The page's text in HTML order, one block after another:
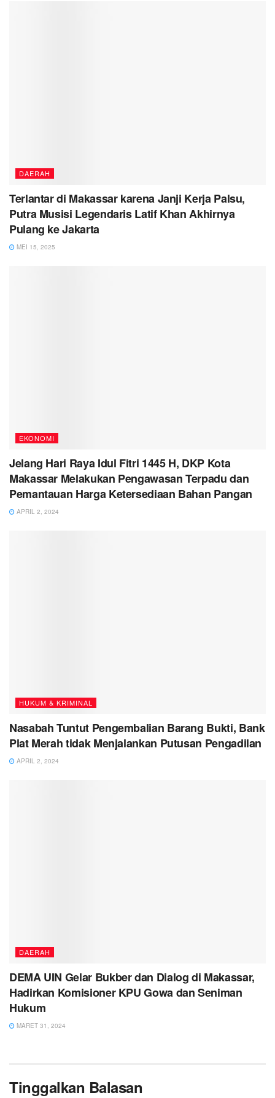
DAERAH
Terlantar di Makassar karena Janji Kerja Palsu,
Putra Musisi Legendaris Latif Khan Akhirnya
Pulang ke Jakarta
MEI 15, 2025
EKONOMI
Jelang Hari Raya Idul Fitri 1445 H, DKP Kota
Makassar Melakukan Pengawasan Terpadu dan
Pemantauan Harga Ketersediaan Bahan Pangan
APRIL 2, 2024
HUKUM & KRIMINAL
Nasabah Tuntut Pengembalian Barang Bukti, Bank
Plat Merah tidak Menjalankan Putusan Pengadilan
APRIL 2, 2024
DAERAH
DEMA UIN Gelar Bukber dan Dialog di Makassar,
Hadirkan Komisioner KPU Gowa dan Seniman
Hukum
MARET 31, 2024
Tinggalkan Balasan